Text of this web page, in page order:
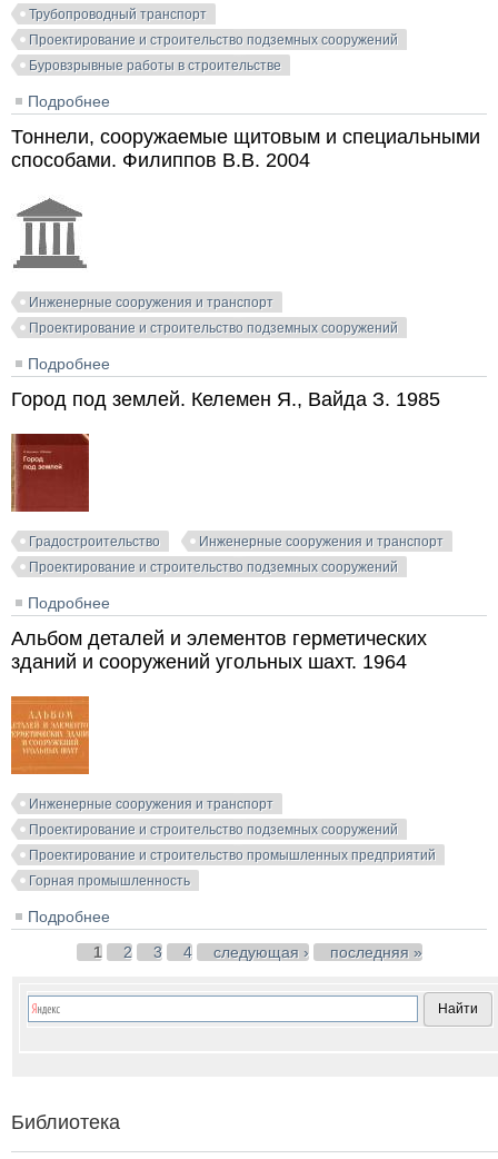
Трубопроводный транспорт
Проектирование и строительство подземных сооружений
Буровзрывные работы в строительстве
Подробнее
хранилищ. Глоба В.М. 1984
Тоннели, сооружаемые щитовым и специальными
способами. Филиппов В.В. 2004
Инженерные сооружения и транспорт
Проектирование и строительство подземных сооружений
Подробнее
способами. Филиппов В.В. 2004
Город под землей. Келемен Я., Вайда З. 1985
Градостроительство
Инженерные сооружения и транспорт
Проектирование и строительство подземных сооружений
Подробнее
Альбом деталей и элементов герметических
зданий и сооружений угольных шахт. 1964
Инженерные сооружения и транспорт
Проектирование и строительство подземных сооружений
Проектирование и строительство промышленных предприятий
Горная промышленность
Подробнее
зданий и сооружений угольных шахт. 1964
Страницы
1 2 3 4 следующая › последняя »
Библиотека